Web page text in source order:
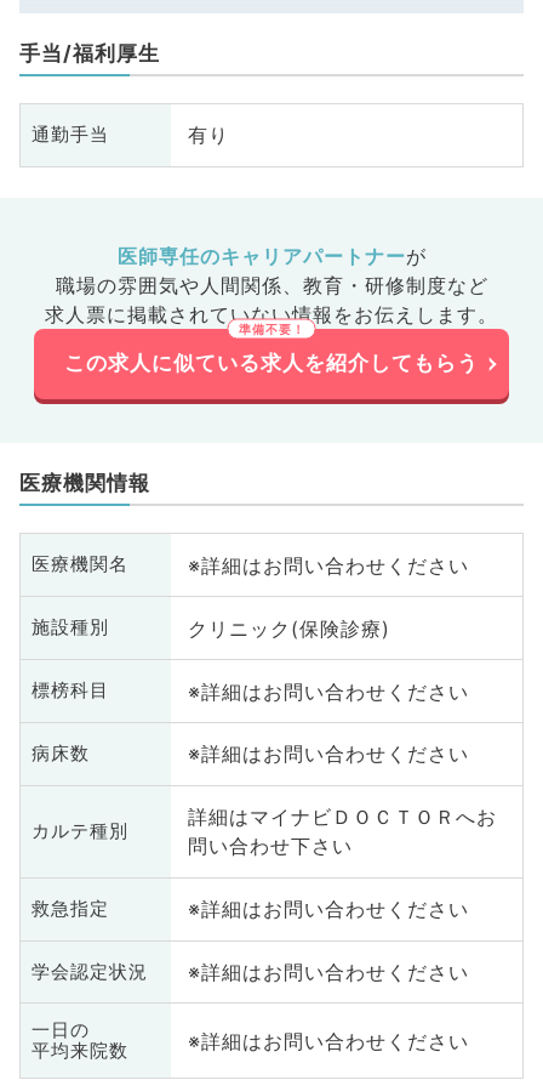
手当/福利厚生
通勤手当 有り
医師専任のキャリアパートナーが
職場の雰囲気や人間関係、 教育・研修制度など
求人票に掲載されていない情報をお伝えします。
この求人に似ている求人を紹介してもらう
医療機関情報
医療機関名 ※詳細はお問い合わせください
施設種別 クリニック(保険診療)
標榜科目 ※詳細はお問い合わせください
病床数 ※詳細はお問い合わせください
カルテ種別
詳細はマイナビＤＯＣＴＯＲへお
問い合わせ下さい
救急指定 ※詳細はお問い合わせください
学会認定状況 ※詳細はお問い合わせください
一日の
平均来院数
※詳細はお問い合わせください